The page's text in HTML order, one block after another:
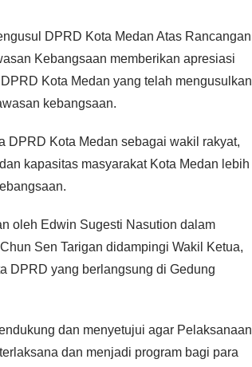
DPRD Kota Medan Atas Rancangan
Kebangsaan memberikan apresiasi
Kota Medan yang telah mengusulkan
kebangsaan.
DPRD Kota Medan sebagai wakil rakyat,
kapasitas masyarakat Kota Medan lebih
oleh Edwin Sugesti Nasution dalam
Sen Tarigan didampingi Wakil Ketua,
DPRD yang berlangsung di Gedung
dan menyetujui agar Pelaksanaan
dan menjadi program bagi para